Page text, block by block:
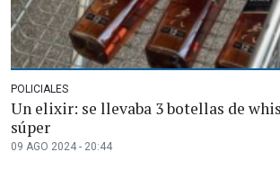
POLICIALES
Un elixir: se llevaba 3 botellas de
súper
09 AGO 2024 - 20:44